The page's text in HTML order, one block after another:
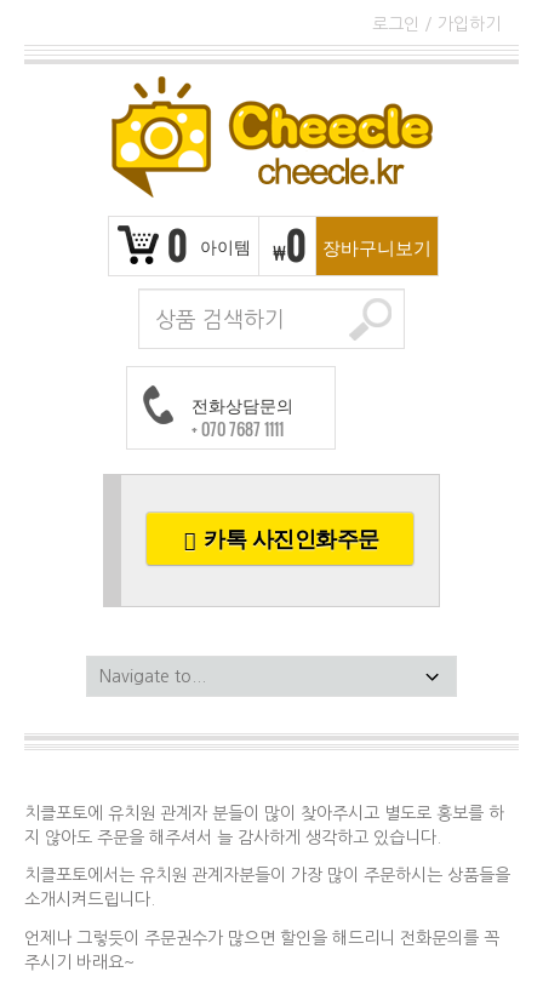
로그인 / 가입하기
0 아이템 ₩0 장바구니보기
전화상담문의
+ 070 7687 1111
카톡 사진인화주문
치클포토에 유치원 관계자 분들이 많이 찾아주시고 별도로 홍보를 하
지 않아도 주문을 해주셔서 늘 감사하게 생각하고 있습니다.
치클포토에서는 유치원 관계자분들이 가장 많이 주문하시는 상품들을
소개시켜드립니다.
언제나 그렇듯이 주문권수가 많으면 할인을 해드리니 전화문의를 꼭
주시기 바래요~